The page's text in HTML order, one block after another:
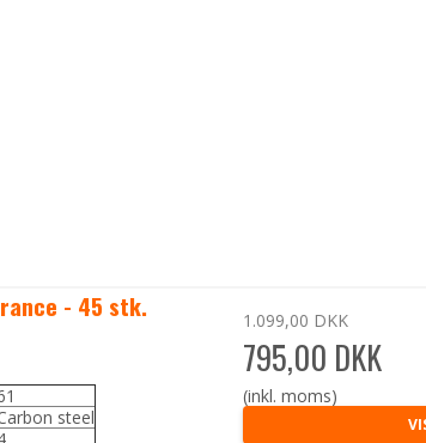
- 45 stk.
steel
1.099,00 DKK
795,00 DKK
(inkl. moms)